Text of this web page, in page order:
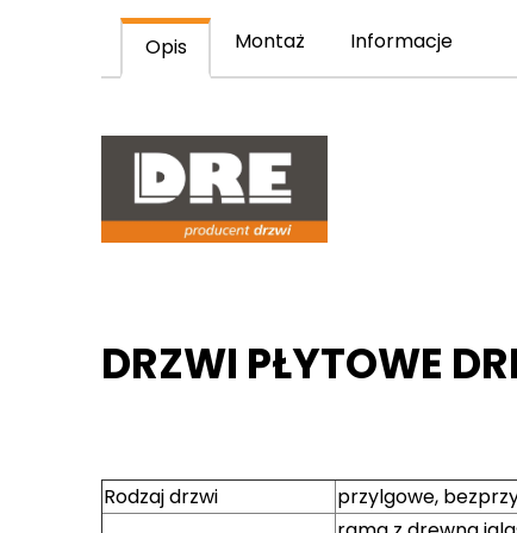
Opis Montaż Informacje
DRZWI PŁYTOWE
Rodzaj drzwi przylgowe,